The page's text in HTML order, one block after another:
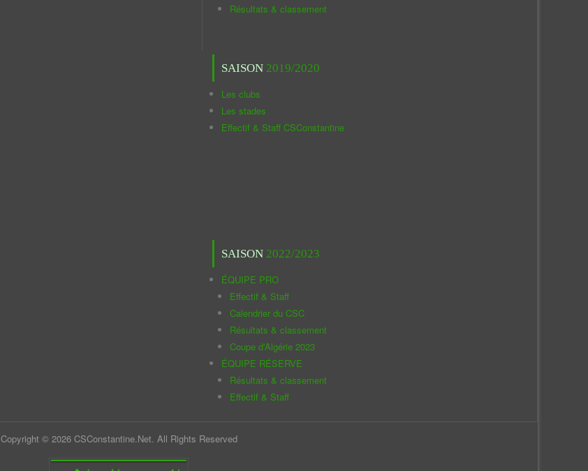
Résultats & classement
SAISON 2019/2020
Les clubs
Les stades
Effectif & Staff CSConstantine
SAISON 2022/2023
ÉQUIPE PRO
Effectif & Staff
Calendrier du CSC
Résultats & classement
Coupe d'Algérie 2023
ÉQUIPE RÉSERVE
Résultats & classement
Effectif & Staff
Copyright © 2026 CSConstantine.Net. All Rights Reserved